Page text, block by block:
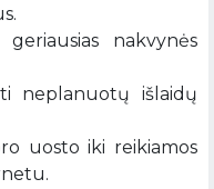
nakvynės
neplanuotų išlaidų
uosto iki reikiamos